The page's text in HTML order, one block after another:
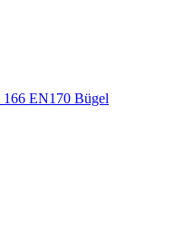
EN170 Bügel